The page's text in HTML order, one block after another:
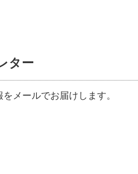
ター
メールでお届けします。